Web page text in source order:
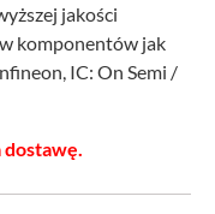
jakości
komponentów jak
IC: On Semi /